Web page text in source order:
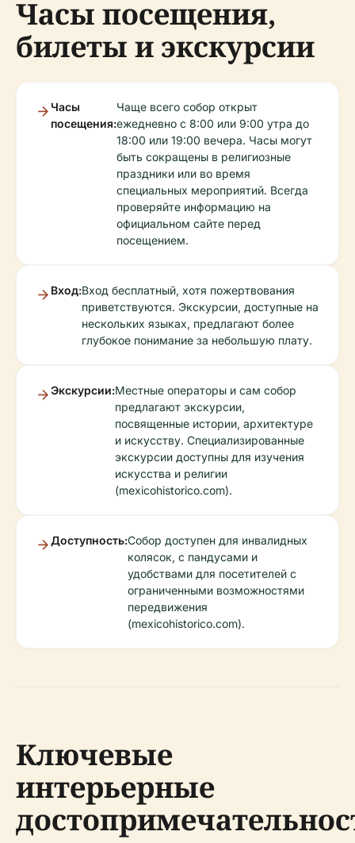
Часы посещения,
билеты и экскурсии
Часы
посещения:
Чаще всего собор открыт
ежедневно с 8:00 или 9:00 утра до
18:00 или 19:00 вечера. Часы могут
быть сокращены в религиозные
праздники или во время
специальных мероприятий. Всегда
проверяйте информацию на
официальном сайте перед
посещением.
Вход:Вход бесплатный, хотя пожертвования
приветствуются. Экскурсии, доступные на
нескольких языках, предлагают более
глубокое понимание за небольшую плату.
Экскурсии:Местные операторы и сам собор
предлагают экскурсии,
посвященные истории, архитектуре
и искусству. Специализированные
экскурсии доступны для изучения
искусства и религии
(mexicohistorico.com).
Доступность:Собор доступен для инвалидных
колясок, с пандусами и
удобствами для посетителей с
ограниченными возможностями
передвижения
(mexicohistorico.com).
Ключевые
интерьерные